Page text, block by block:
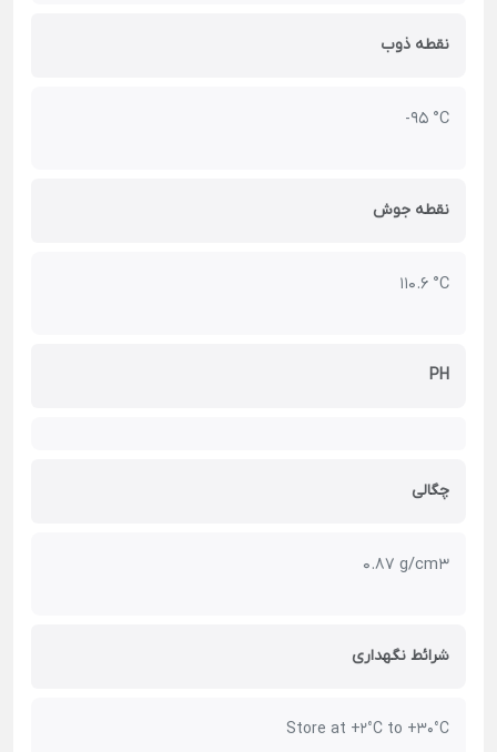
نقطه ذوب
-95 °C
نقطه جوش
110.6 °C
PH
چگالی
0.87 g/cm3
شرائط نگهداری
Store at +2°C to +30°C